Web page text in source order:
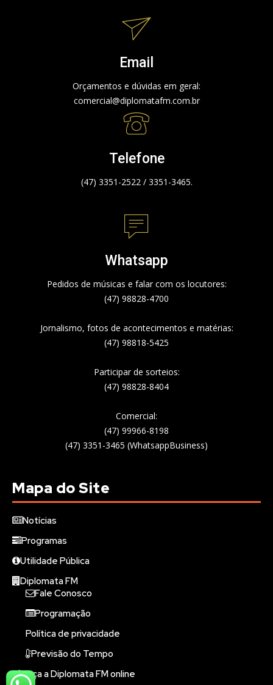
Email
Orçamentos e dúvidas em geral:
comercial@diplomatafm.com.br
Telefone
(47) 3351-2522 / 3351-3465.
Whatsapp
Pedidos de músicas e falar com os locutores:
(47) 98828-4700
Jornalismo, fotos de acontecimentos e matérias:
(47) 98818-5425
Participar de sorteios:
(47) 98828-8404
Comercial:
(47) 99966-8198
(47) 3351-3465 (WhatsappBusiness)
Mapa do Site
Notícias
Programas
Utilidade Pública
Diplomata FM
Fale Conosco
Programação
Política de privacidade
Previsão do Tempo
Ouça a Diplomata FM online